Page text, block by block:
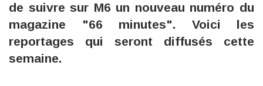
de suivre sur M6 un nouveau numéro du
magazine "66 minutes". Voici les
reportages qui seront diffusés cette
semaine.